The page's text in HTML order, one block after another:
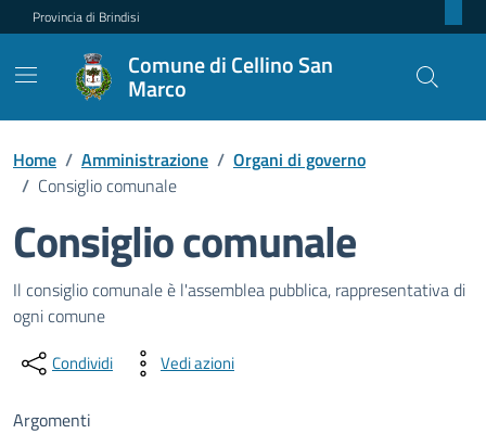
Provincia di Brindisi
Comune di Cellino San
Marco
Home / Amministrazione / Organi di governo
/ Consiglio comunale
Consiglio comunale
Dettagli dell'unità
Il consiglio comunale è l'assemblea pubblica, rappresentativa di
ogni comune
Condividi Vedi azioni
Argomenti